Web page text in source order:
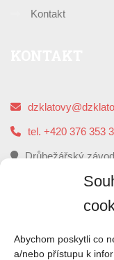
Abychom poskytli co
a/nebo přístupu k
Kontakt
tel. +420 376 353
Drůbežářský
5. května 112, 339 01
ONÁS